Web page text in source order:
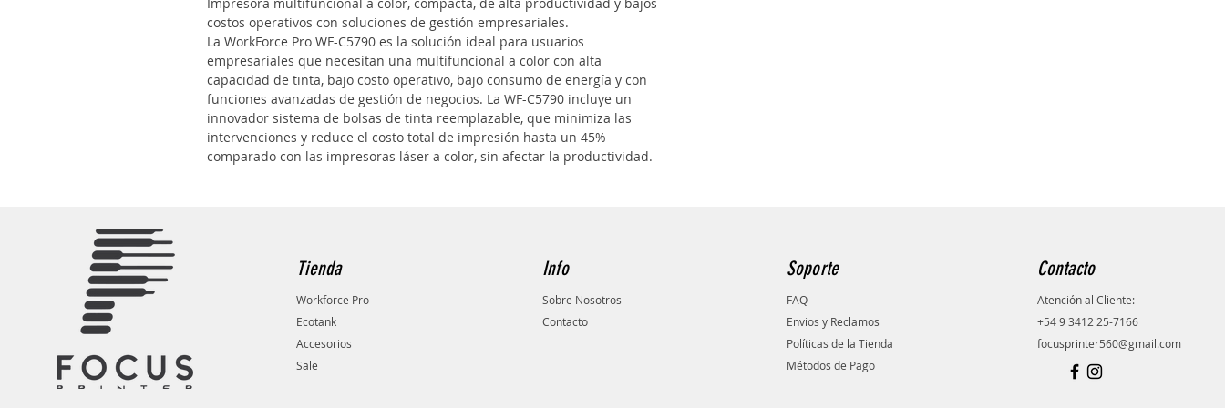
costos operativos con soluciones de gestión empresariales.
La WorkForce Pro WF-C5790 es la solución ideal para usuarios
empresariales que necesitan una multifuncional a color con alta
capacidad de tinta, bajo costo operativo, bajo consumo de energía y con
funciones avanzadas de gestión de negocios. La WF-C5790 incluye un
innovador sistema de bolsas de tinta reemplazable, que minimiza las
intervenciones y reduce el costo total de impresión hasta un 45%
comparado con las impresoras láser a color, sin afectar la productividad.
Tienda
Workforce Pro
Ecotank
Accesorios
Sale
Info
Sobre Nosotros
Contacto
Soporte
FAQ
Envios y Reclamos
Políticas de la Tienda
Métodos de Pago
Contacto
Atención al Cliente:
+54 9 3412 25-7166
focusprinter560@gmail.com